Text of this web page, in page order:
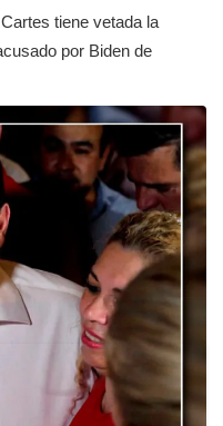
tiene vetada la
por Biden de